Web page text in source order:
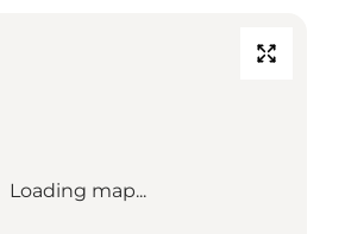
Loading map...